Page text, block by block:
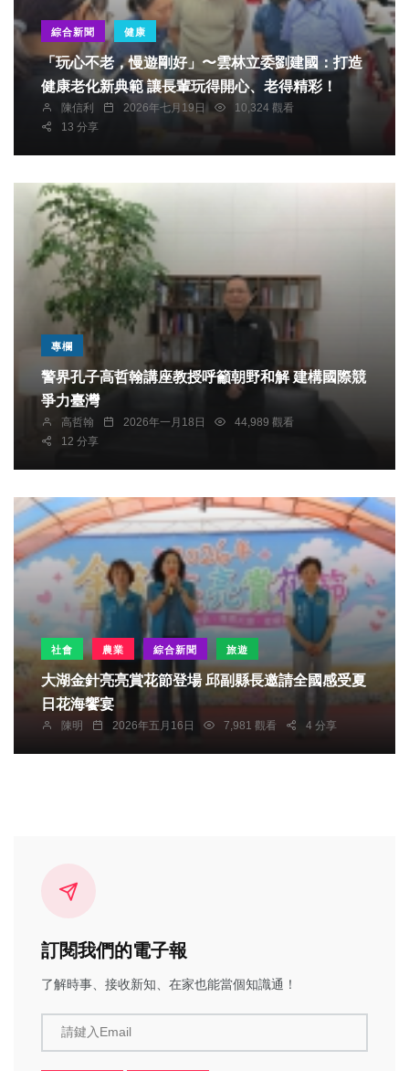
綜合新聞 健康
「玩心不老，慢遊剛好」〜雲林立委劉建國：打造
健康老化新典範 讓長輩玩得開心、老得精彩！
陳信利 2026年七月19日
10,324 觀看
13 分享
專欄
警界孔子高哲翰講座教授呼籲朝野和解 建構國際競
爭力臺灣
高哲翰 2026年一月18日
44,989 觀看
12 分享
社會 農業 綜合新聞 旅遊
大湖金針亮亮賞花節登場 邱副縣長邀請全國感受夏
日花海饗宴
陳明 2026年五月16日 7,981 觀看 4 分享
訂閱我們的電子報
了解時事、接收新知、在家也能當個知識通！
請鍵入Email